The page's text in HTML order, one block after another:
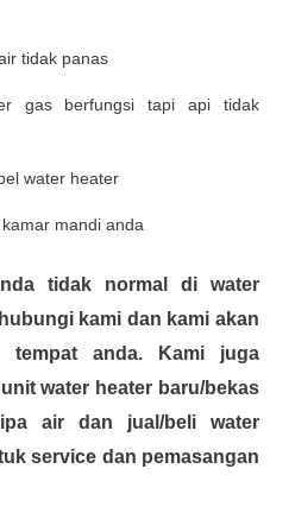
tidak panas
gas berfungsi tapi api tidak
water heater
mandi anda
tidak normal di water
kami dan kami akan
tempat anda. Kami juga
water heater baru/bekas
air dan jual/beli water
service dan pemasangan